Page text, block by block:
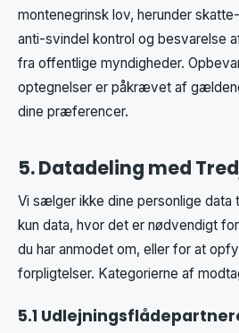
montenegrinsk lov, herunder
anti-svindel kontrol og besvarelse
fra offentlige myndigheder.
optegnelser er påkrævet af
dine præferencer.
5. Datadeling med
Vi sælger ikke dine personlige data
kun data, hvor det er nødvendigt
du har anmodet om, eller for at
forpligtelser. Kategorierne af
5.1